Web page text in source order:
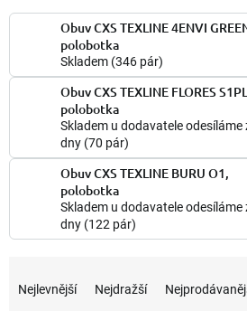
Obuv CXS TEXLINE 4ENVI
polobotka
Skladem (346 pár)
Obuv CXS TEXLINE FLORES
polobotka
Skladem u dodavatele odesíláme
dny (70 pár)
Obuv CXS TEXLINE BURU O1,
polobotka
Skladem u dodavatele odesíláme
dny (122 pár)
Nejlevnější Nejdražší